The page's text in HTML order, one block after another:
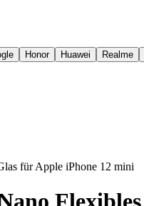
Honor Huawei Realme
für Apple iPhone 12 mini